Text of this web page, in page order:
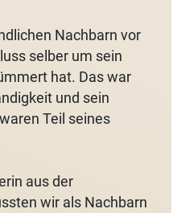
Nachbarn vor
selber um sein
hat. Das war
und sein
Teil seines
aus der
wir als Nachbarn